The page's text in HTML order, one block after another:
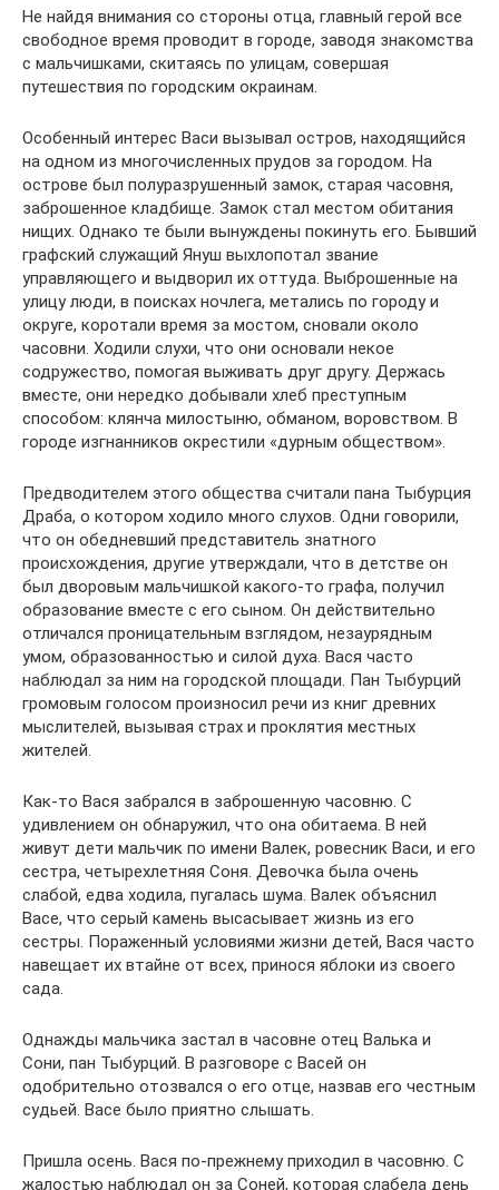
Не найдя внимания со стороны отца, главный герой все
свободное время проводит в городе, заводя знакомства
с мальчишками, скитаясь по улицам, совершая
путешествия по городским окраинам.
Особенный интерес Васи вызывал остров, находящийся
на одном из многочисленных прудов за городом. На
острове был полуразрушенный замок, старая часовня,
заброшенное кладбище. Замок стал местом обитания
нищих. Однако те были вынуждены покинуть его. Бывший
графский служащий Януш выхлопотал звание
управляющего и выдворил их оттуда. Выброшенные на
улицу люди, в поисках ночлега, метались по городу и
округе, коротали время за мостом, сновали около
часовни. Ходили слухи, что они основали некое
содружество, помогая выживать друг другу. Держась
вместе, они нередко добывали хлеб преступным
способом: клянча милостыню, обманом, воровством. В
городе изгнанников окрестили «дурным обществом».
Предводителем этого общества считали пана Тыбурция
Драба, о котором ходило много слухов. Одни говорили,
что он обедневший представитель знатного
происхождения, другие утверждали, что в детстве он
был дворовым мальчишкой какого-то графа, получил
образование вместе с его сыном. Он действительно
отличался проницательным взглядом, незаурядным
умом, образованностью и силой духа. Вася часто
наблюдал за ним на городской площади. Пан Тыбурций
громовым голосом произносил речи из книг древних
мыслителей, вызывая страх и проклятия местных
жителей.
Как-то Вася забрался в заброшенную часовню. С
удивлением он обнаружил, что она обитаема. В ней
живут дети мальчик по имени Валек, ровесник Васи, и его
сестра, четырехлетняя Соня. Девочка была очень
слабой, едва ходила, пугалась шума. Валек объяснил
Васе, что серый камень высасывает жизнь из его
сестры. Пораженный условиями жизни детей, Вася часто
навещает их втайне от всех, принося яблоки из своего
сада.
Однажды мальчика застал в часовне отец Валька и
Сони, пан Тыбурций. В разговоре с Васей он
одобрительно отозвался о его отце, назвав его честным
судьей. Васе было приятно слышать.
Пришла осень. Вася по-прежнему приходил в часовню. С
жалостью наблюдал он за Соней, которая слабела день